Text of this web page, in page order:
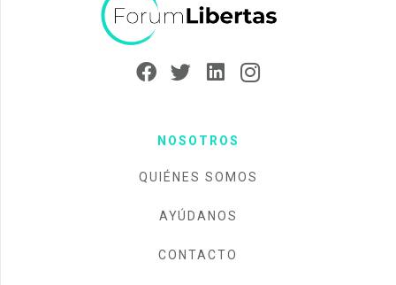
NOSOTROS
QUIÉNES SOMOS
AYÚDANOS
CONTACTO